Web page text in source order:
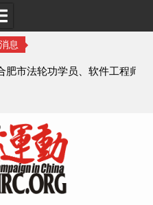
息
学员、软件工程师唐志飞的
历